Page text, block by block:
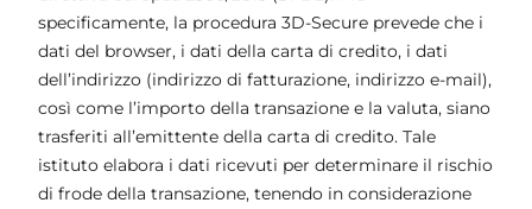
specificamente, la procedura 3D-Secure prevede che i
dati del browser, i dati della carta di credito, i dati
dell’indirizzo (indirizzo di fatturazione, indirizzo e-mail),
così come l’importo della transazione e la valuta, siano
trasferiti all’emittente della carta di credito. Tale
istituto elabora i dati ricevuti per determinare il rischio
di frode della transazione, tenendo in considerazione